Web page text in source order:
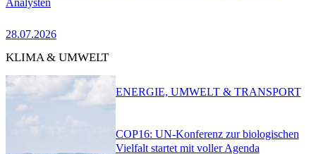
28.07.2026
KLIMA & UMWELT
COP16: UN-Konferenz zur biologischen
Vielfalt startet mit voller Agenda
ENERGIE, UMWELT & TRANSPORT